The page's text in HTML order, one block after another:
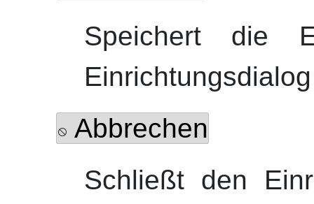
Speichert die
Abbrechen
Schließt den